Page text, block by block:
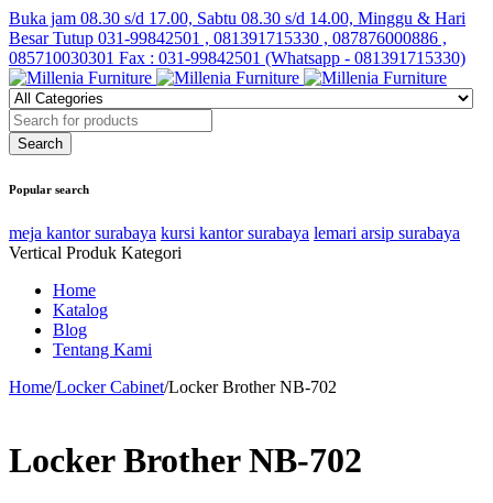
Buka jam 08.30 s/d 17.00, Sabtu 08.30 s/d 14.00, Minggu & Hari
Besar Tutup 031-99842501 , 081391715330 , 087876000886 ,
085710030301 Fax : 031-99842501 (Whatsapp - 081391715330)
Popular search
meja kantor surabaya kursi kantor surabaya lemari arsip surabaya
Vertical Produk Kategori
Home
Katalog
Blog
Tentang Kami
Home/Locker Cabinet/Locker Brother NB-702
Locker Brother NB-702